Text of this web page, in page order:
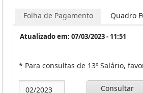
Folha de Pagamento Quadro
Atualizado em: 07/03/2023 - 11:51
* Para consultas de 13º Salário,
Consultar